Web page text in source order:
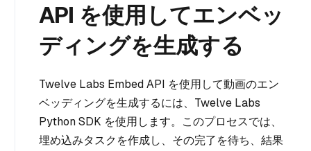
API を使用してエンベッ
ディングを生成する
Twelve Labs Embed API を使用して動画のエン
ベッディングを生成するには、Twelve Labs
Python SDK を使用します。このプロセスでは、
埋め込みタスクを作成し、その完了を待ち、結果